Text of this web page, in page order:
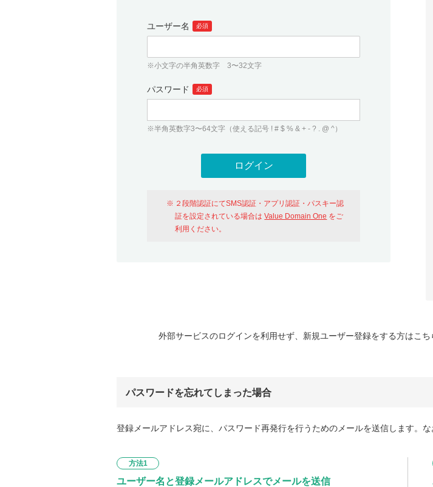
ユーザー名 必須
※小文字の半角英数字 3〜32文字
パスワード 必須
※半角英数字3〜64文字（使える記号 ! # $ % & + - ? . @ ^）
２段階認証にてSMS認証・アプリ認証・パスキー認
証を設定されている場合はValue Domain One をご
利用ください。
外部サービスのログインを利用せず、新規ユーザー登録をする方はこち
パスワードを忘れてしまった場合
登録メールアドレス宛に、パスワード再発行を行うためのメールを送信します。な
方法1
ユーザー名と登録メールアドレスでメールを送信